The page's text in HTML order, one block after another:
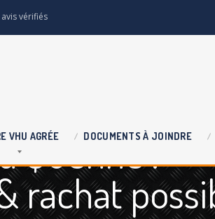
avis vérifiés
VHU AGRÉE DOCUMENTS À JOINDRE
Quenne :
rachat